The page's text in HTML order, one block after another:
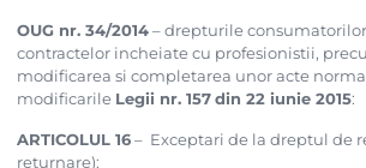
OUG nr. 34/2014– drepturile
contractelor incheiate cu profesionistii,
modificarea si completarea unor acte
modificarile Legii nr. 157 din 22 iunie 2015:
ARTICOLUL 16– Exceptari de la dreptul de
returnare):